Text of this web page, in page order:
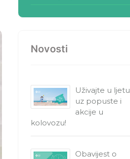
Novosti
Uživajte u ljetu
uz popuste i
akcije u
kolovozu!
Obavijest o